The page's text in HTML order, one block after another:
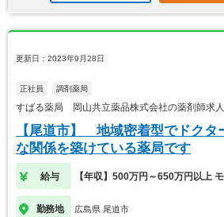
更新日：2023年9月28日
正社員 調剤薬局
すばる薬局 岡山共立薬品株式会社の薬剤師求人
【尾道市】 地域密着型でドクタ
な関係を築けている薬局です
給与 【年収】500万円～650万円以上
勤務地 広島県 尾道市